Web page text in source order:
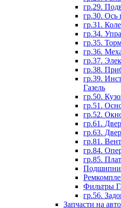
гр.29.
гр.30. Ось
гр.31.
гр.34.
гр.35.
гр.36.
гр.37.
гр.38.
гр.39.
Газель
гр.50.
гр.51.
гр.52.
гр.61.
гр.63.
гр.81.
гр.84.
гр.85.
Фильтры
гр.56.
Запчасти на